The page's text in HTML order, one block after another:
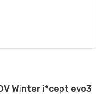
Winter i*cept evo3